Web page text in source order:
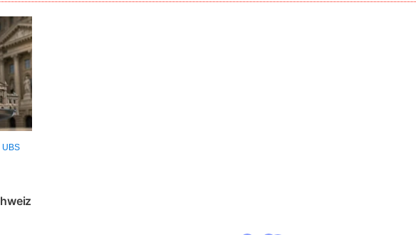
UBS